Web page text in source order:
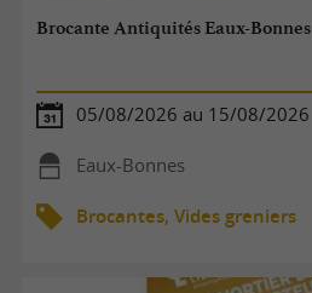
Brocante Antiquités Eaux-Bonnes
05/08/2026 au 15/08/2026
Eaux-Bonnes
Brocantes, Vides greniers